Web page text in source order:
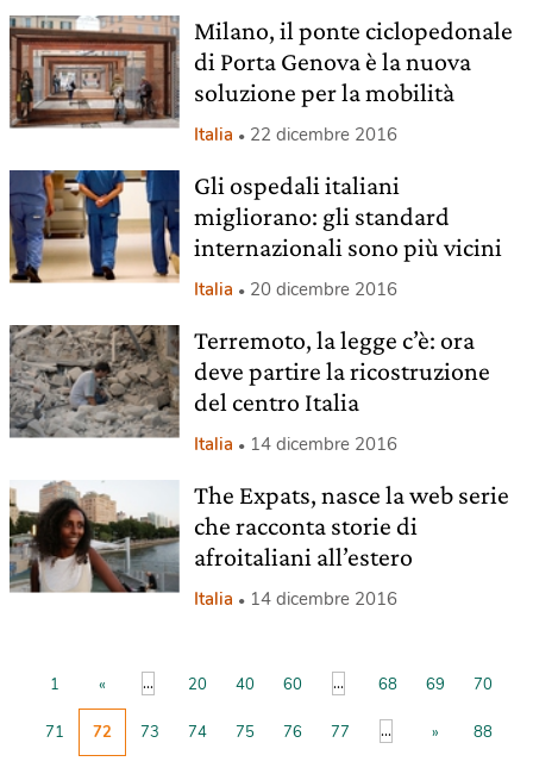
Milano, il ponte ciclopedonale
di Porta Genova è la nuova
soluzione per la mobilità
Italia 22 dicembre 2016
Gli ospedali italiani
migliorano: gli standard
internazionali sono più vicini
Italia 20 dicembre 2016
Terremoto, la legge c’è: ora
deve partire la ricostruzione
del centro Italia
Italia 14 dicembre 2016
The Expats, nasce la web serie
che racconta storie di
afroitaliani all’estero
Italia 14 dicembre 2016
1 « ... 20 40 60 ... 68 69 70
71 72 73 74 75 76 77 ... » 88